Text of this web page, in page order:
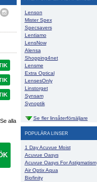
alla
Lenson
Mister Spex
Specsavers
Lentiamo
LensNow
Alensa
Shopping4net
Lensme
Extra Optical
LensesOnly
Linstorget
Synsam
Synoptik
Se fler linsåterförsäljare
POPULÄRA LINSER
1 Day Acuvue Moist
Acuvue Oasys
Acuvue Oasys For Astigmatism
Air Optix Aqua
Biofinity